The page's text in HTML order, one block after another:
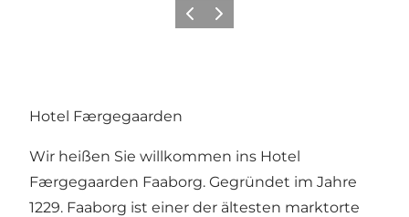
ZurückWeiter
Hotel Færgegaarden
Wir heißen Sie willkommen ins Hotel
Færgegaarden Faaborg. Gegründet im Jahre
1229. Faaborg ist einer der ältesten marktorte